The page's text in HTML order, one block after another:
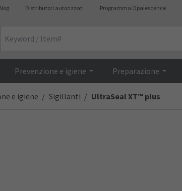
Distributori autorizzati Programma Opalescence
Prevenzione e igiene Preparazione
e igiene Sigillanti UltraSeal XT™ plus